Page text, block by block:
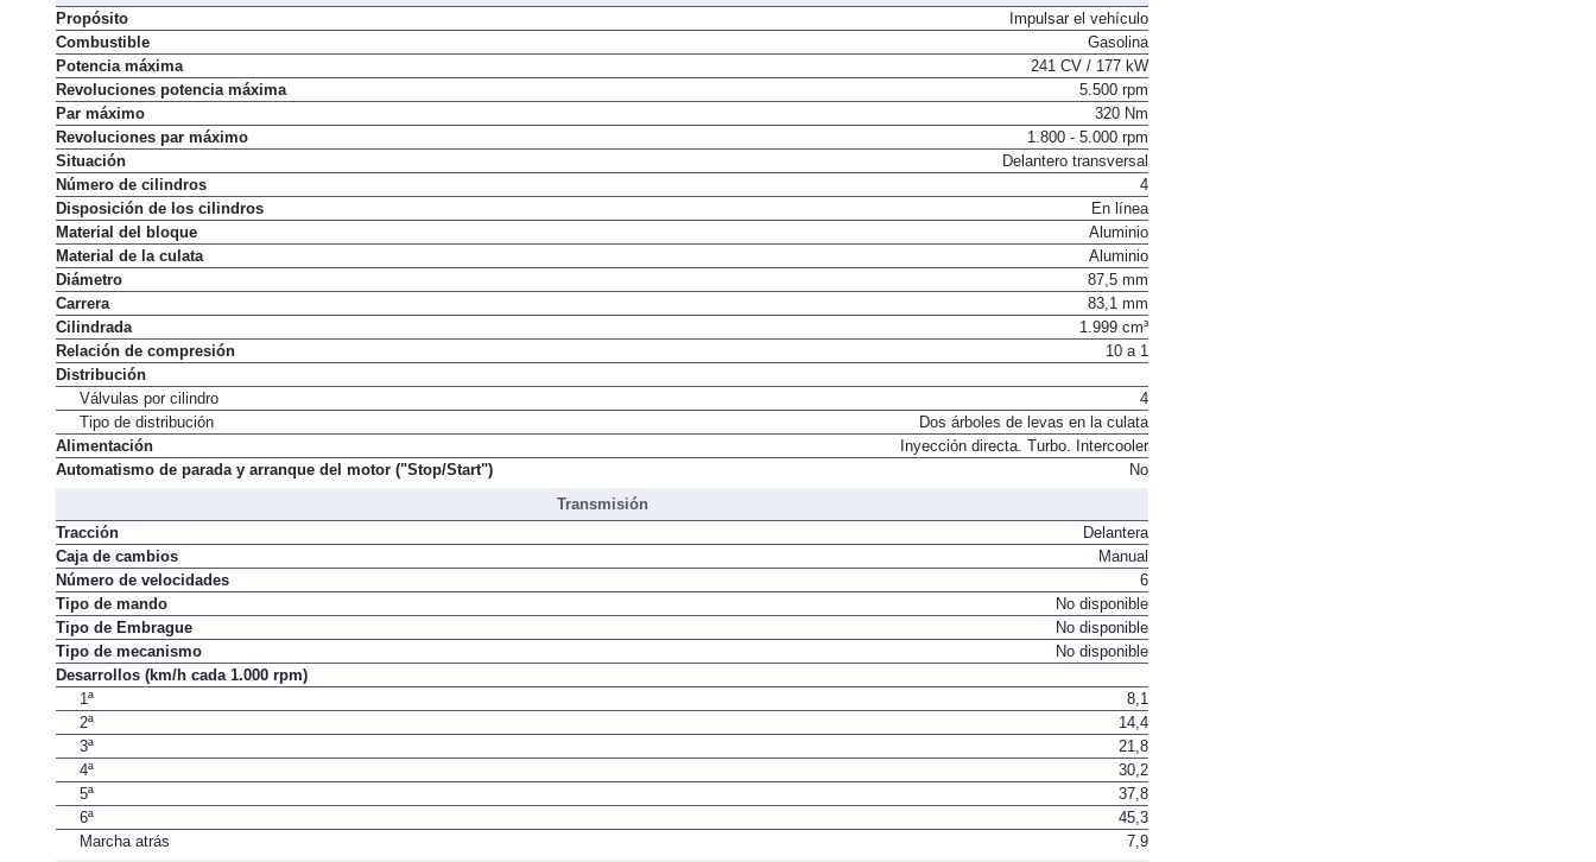
Propósito
Impulsar el vehículo
Combustible
Gasolina
Potencia máxima
241 CV / 177 kW
Revoluciones potencia máxima
5.500 rpm
Par máximo
320 Nm
Revoluciones par máximo
1.800 - 5.000 rpm
Situación
Delantero transversal
Número de cilindros
4
Disposición de los cilindros
En línea
Material del bloque
Aluminio
Material de la culata
Aluminio
Diámetro
87,5 mm
Carrera
83,1 mm
Cilindrada
1.999 cm³
Relación de compresión
10 a 1
Distribución
Válvulas por cilindro
4
Tipo de distribución
Dos árboles de levas en la culata
Alimentación
Inyección directa. Turbo. Intercooler
Automatismo de parada y arranque del motor ("Stop/Start")
No
Transmisión
Tracción
Delantera
Caja de cambios
Manual
Número de velocidades
6
Tipo de mando
No disponible
Tipo de Embrague
No disponible
Tipo de mecanismo
No disponible
Desarrollos (km/h cada 1.000 rpm)
1ª
8,1
2ª
14,4
3ª
21,8
4ª
30,2
5ª
37,8
6ª
45,3
Marcha atrás
7,9